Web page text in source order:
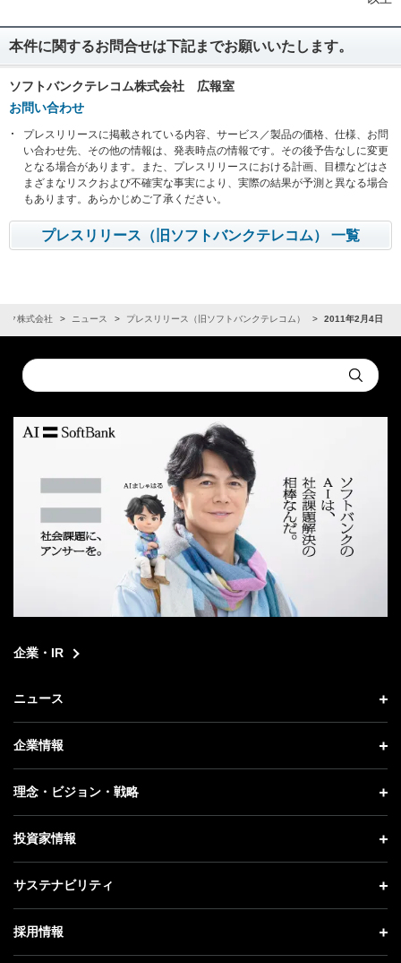
本件に関するお問合せは下記までお願いいたします。
ソフトバンクテレコム株式会社 広報室
お問い合わせ
プレスリリースに掲載されている内容、サービス／製品の価格、仕様、お問
い合わせ先、その他の情報は、発表時点の情報です。その後予告なしに変更
となる場合があります。また、プレスリリースにおける計画、目標などはさ
まざまなリスクおよび不確実な事実により、実際の結果が予測と異なる場合
もあります。あらかじめご了承ください。
プレスリリース（旧ソフトバンクテレコム） 一覧
ク株式会社 ニュース プレスリリース（旧ソフトバンクテレコム） 2011年2月4日
Conduct
a
Submit
企業・IR
ニュース
ニュース トップ
プレスリリース
更新情報
記者説明会
企業情報
企業情報 トップ
社長メッセージ
事業紹介
ガバナンス
理念・ビジョン・戦略
理念・ビジョン・戦略 トップ
成長戦略「Activate AI for Society」
人材戦略
投資家情報
投資家情報 トップ
経営方針
サステナビリティ
サステナビリティ トップ
採用情報